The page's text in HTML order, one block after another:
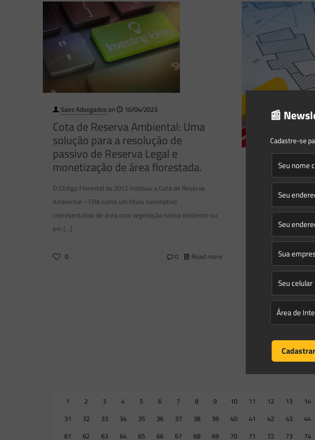
Saes Advogadoson 10/04/2023
Cota de Reserva Ambiental: Uma
solução para a resolução de
passivo de Reserva Legal e
monetização de área florestada.
O Código Florestal de 2012 instituiu a Cota de Reserva
Ambiental – CRA como um título nominativo
representativo de área com vegetação nativa existente ou
em […]
0 0 Read more
Saes Advogadoson
Provisão de
decorrente
urbanístico:
New South
Um dos grandes
urbanístico no Brasil
responsabilidade
gerada por novas
1 2 3 4 5 6 7 8 9 10 11 12 13 14
31
32 33 34 35 36 37 38 39 40 41 42 43 44
61
62 63 64 65 66 67 68 69 70 71 72 73 74
📰
Cadastre-se